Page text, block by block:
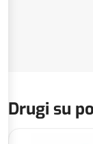
Drugi su